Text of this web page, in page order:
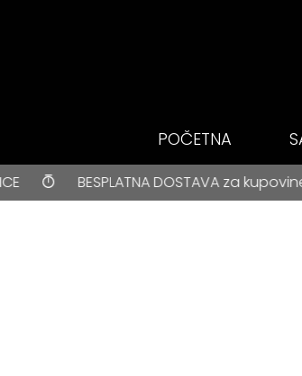
POČETNA
BESPLATNA DOSTAVA za kupovine veće od
DOSTAVA za kupovine veće od 3000 rsd •